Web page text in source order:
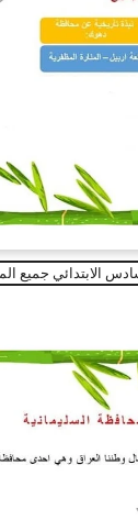
الابتدائي جميع